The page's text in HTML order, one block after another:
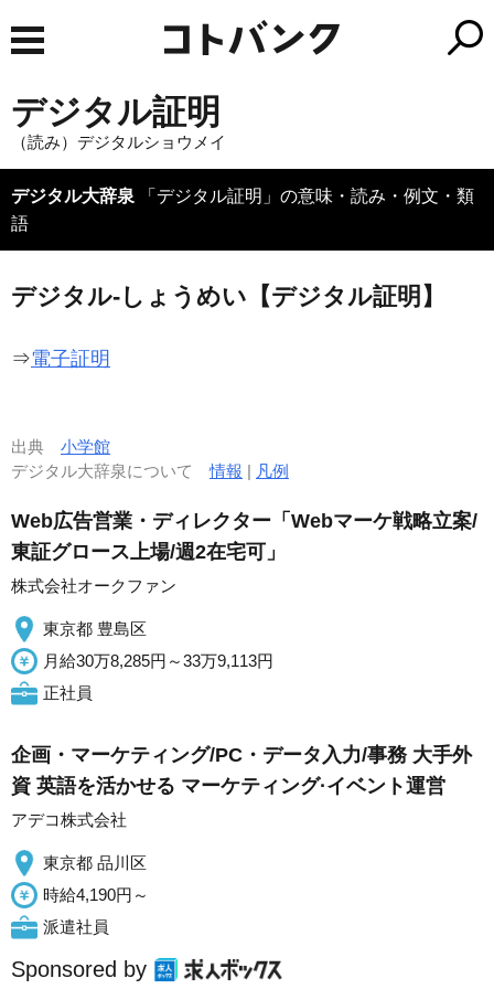
デジタル証明
（読み）デジタルショウメイ
デジタル大辞泉 「デジタル証明」の意味・読み・例文・類
語
デジタル‐しょうめい【デジタル証明】
⇒電子証明
出典 小学館
デジタル大辞泉について情報 | 凡例
Web広告営業・ディレクター「Webマーケ戦略立案/
東証グロース上場/週2在宅可」
株式会社オークファン
東京都 豊島区
月給30万8,285円～33万9,113円
正社員
企画・マーケティング/PC・データ入力/事務 大手外
資 英語を活かせる マーケティング·イベント運営
アデコ株式会社
東京都 品川区
時給4,190円～
派遣社員
Sponsored by